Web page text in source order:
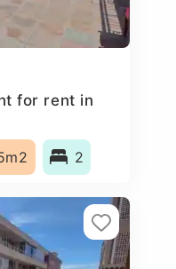
for rent in
2